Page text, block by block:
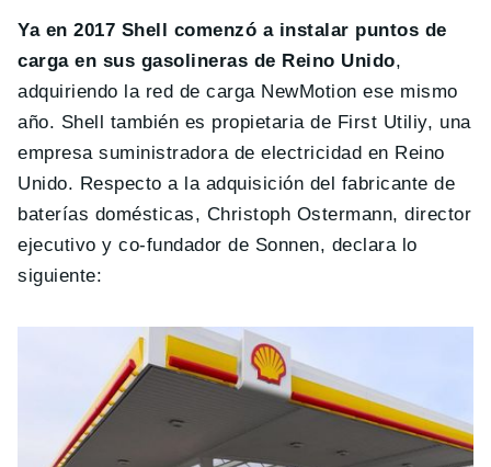
Ya en 2017 Shell comenzó a instalar puntos de
carga en sus gasolineras de Reino Unido,
adquiriendo la red de carga NewMotion ese mismo
año. Shell también es propietaria de First Utiliy, una
empresa suministradora de electricidad en Reino
Unido. Respecto a la adquisición del fabricante de
baterías domésticas, Christoph Ostermann, director
ejecutivo y co-fundador de Sonnen, declara lo
siguiente: